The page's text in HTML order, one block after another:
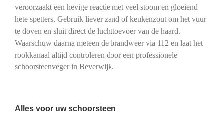
veroorzaakt een hevige reactie met veel stoom en gloeiend
hete spetters. Gebruik liever zand of keukenzout om het vuur
te doven en sluit direct de luchttoevoer van de haard.
Waarschuw daarna meteen de brandweer via 112 en laat het
rookkanaal altijd controleren door een professionele
schoorsteenveger in Beverwijk.
Alles voor uw schoorsteen